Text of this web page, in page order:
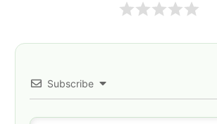
Subscribe